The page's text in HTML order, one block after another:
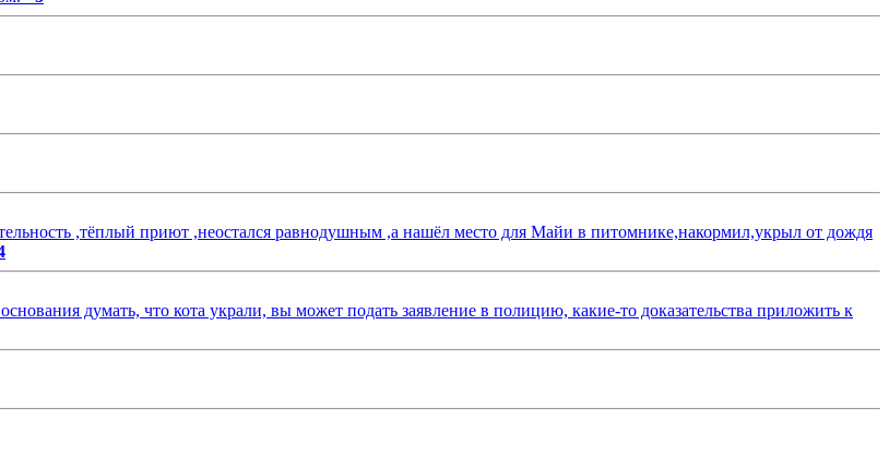
,тёплый приют ,неостался равнодушным ,а нашёл место для Майи в питомнике,накормил,укрыл от дождя
думать, что кота украли, вы может подать заявление в полицию, какие-то доказательства приложить к